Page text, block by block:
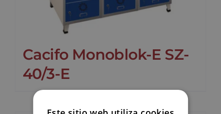
Cacifo Monoblok-E SZ-
40/3-E